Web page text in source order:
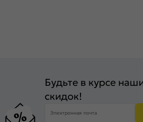
Будьте в курсе
скидок!
Электронная почта